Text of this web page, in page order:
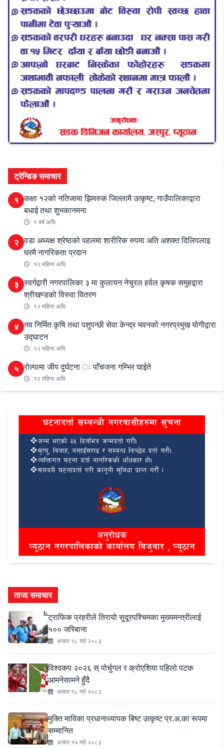
ट्रेन्डिङ समाचार
१ कक्षा १२को नतिजामा झिमरुक जिल्लामै उत्कृष्ट, गाउँपालिकाद्वारा
बधाई तथा शुभकानमना
१ वर्ष अघि
२ वडा अध्यक्ष श्रेष्ठको पहलमा शारीरिक रुपमा अति अशक्त दिलिपलाइ
घरमै नागरिकता प्रदान
१२ महिना अघि
३ स्वर्गद्वारी नगरपालिका ३ मा कुलायन नेचुरल हर्वल कृषक समुहद्वारा
श्रीखण्डको विरुवा वितरण
१२ महिना अघि
४ नव निर्मित कृषि तथा पशुपन्छी सेवा केन्द्र भवनको नगरप्रमुख योगीद्वारा
उद्घाटन
१२ महिना अघि
५ रोल्पामा जीप दुर्घटना ः पाँचजना गम्भिर घाईते
१२ महिना अघि
ताजा समाचार
ट्राफिक प्रहरीले तिरायो सुदूरपश्चिमका मुख्यमन्त्रीलाई
५०० जरिबाना
असार १८ गते २०८३
विश्वकप २०२६ स् पोर्चुगल र क्रोएशिया पहिलो पटक
आमनेसामने हुँदै
असार १८ गते २०८३
मुक्ति माविका प्रधानाध्यापक बिष्ट उत्कृष्ट प्र.अ.का रूपमा
सम्मानित
असार १५ गते २०८३